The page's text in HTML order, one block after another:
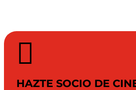

HAZTE SOCIO DE